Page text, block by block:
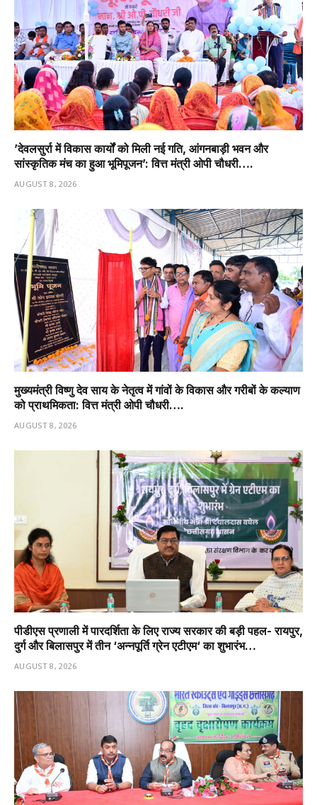
’देवलसुर्रा में विकास कार्यों को मिली नई गति, आंगनबाड़ी भवन और
सांस्कृतिक मंच का हुआ भूमिपूजन’: वित्त मंत्री ओपी चौधरी….
AUGUST 8, 2026
मुख्यमंत्री विष्णु देव साय के नेतृत्व में गांवों के विकास और गरीबों के कल्याण
को प्राथमिकता: वित्त मंत्री ओपी चौधरी….
AUGUST 8, 2026
पीडीएस प्रणाली में पारदर्शिता के लिए राज्य सरकार की बड़ी पहल- रायपुर,
दुर्ग और बिलासपुर में तीन ‘अन्नपूर्ति ग्रेन एटीएम‘ का शुभारंभ…
AUGUST 8, 2026